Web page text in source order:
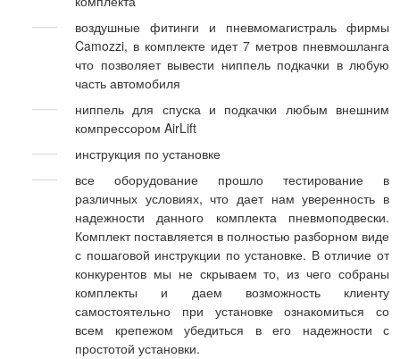
воздушные фитинги и пневмомагистраль фирмы
Camozzi, в комплекте идет 7 метров пневмошланга
что позволяет вывести ниппель подкачки в любую
часть автомобиля
ниппель для спуска и подкачки любым внешним
компрессором AirLift
инструкция по установке
все оборудование прошло тестирование в
различных условиях, что дает нам уверенность в
надежности данного комплекта пневмоподвески.
Комплект поставляется в полностью разборном виде
с пошаговой инструкции по установке. В отличие от
конкурентов мы не скрываем то, из чего собраны
комплекты и даем возможность клиенту
самостоятельно при установке ознакомиться со
всем крепежом убедиться в его надежности с
простотой установки.